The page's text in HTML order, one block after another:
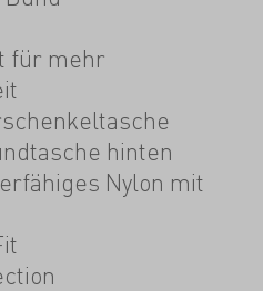
für mehr
hinten
Nylon mit